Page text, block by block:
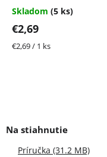
Skladom (5 ks)
€2,69
Jednotková
€2,69 / 1 ks
Príručka (31.2 MB)